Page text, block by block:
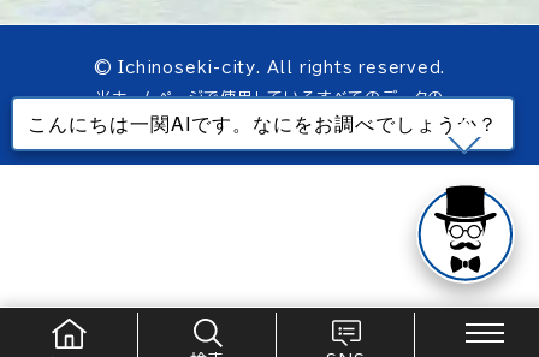
© Ichinoseki-city. All rights reserved.
当ホームページで使用しているすべてのデータの
無断転載を禁じます。